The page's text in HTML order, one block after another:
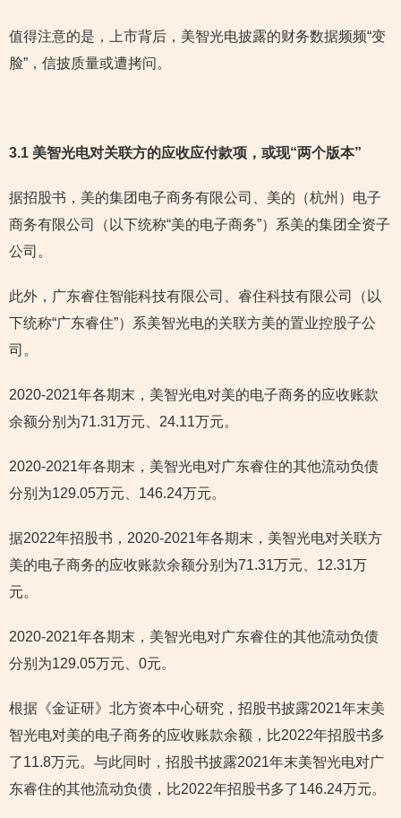
值得注意的是，上市背后，美智光电披露的财务数据频频“变
脸”，信披质量或遭拷问。
3.1 美智光电对关联方的应收应付款项，或现“两个版本”
据招股书，美的集团电子商务有限公司、美的（杭州）电子
商务有限公司（以下统称“美的电子商务”）系美的集团全资子
公司。
此外，广东睿住智能科技有限公司、睿住科技有限公司（以
下统称“广东睿住”）系美智光电的关联方美的置业控股子公
司。
2020-2021年各期末，美智光电对美的电子商务的应收账款
余额分别为71.31万元、24.11万元。
2020-2021年各期末，美智光电对广东睿住的其他流动负债
分别为129.05万元、146.24万元。
据2022年招股书，2020-2021年各期末，美智光电对关联方
美的电子商务的应收账款余额分别为71.31万元、12.31万
元。
2020-2021年各期末，美智光电对广东睿住的其他流动负债
分别为129.05万元、0元。
根据《金证研》北方资本中心研究，招股书披露2021年末美
智光电对美的电子商务的应收账款余额，比2022年招股书多
了11.8万元。与此同时，招股书披露2021年末美智光电对广
东睿住的其他流动负债，比2022年招股书多了146.24万元。